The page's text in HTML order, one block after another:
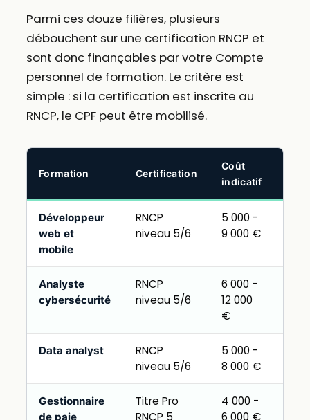
Parmi ces douze filières, plusieurs
débouchent sur une certification RNCP et
sont donc finançables par votre Compte
personnel de formation. Le critère est
simple : si la certification est inscrite au
RNCP, le CPF peut être mobilisé.
Formation Certification
Coût
indicatif
Développeur
web et
mobile
RNCP
niveau 5/6
5 000 -
9 000 €
Analyste
cybersécurité
RNCP
niveau 5/6
6 000 -
12 000
€
Data analyst
RNCP
niveau 5/6
5 000 -
8 000 €
Gestionnaire
de paie
Titre Pro
4 000 -